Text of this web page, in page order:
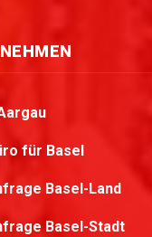
für Basel
Basel-Land
Basel-Stadt